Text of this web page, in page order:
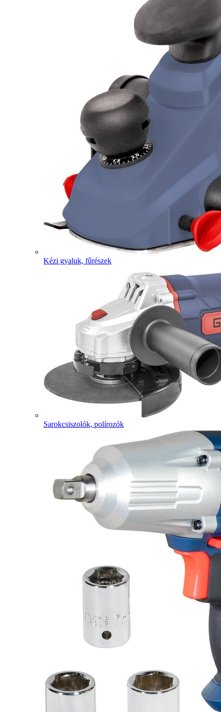
Kézi gyaluk, fűrészek
Sarokcsiszolók, polírozók